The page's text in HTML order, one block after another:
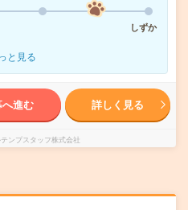
しずか
と見る
へ進む 詳しく見る
ンプスタッフ株式会社